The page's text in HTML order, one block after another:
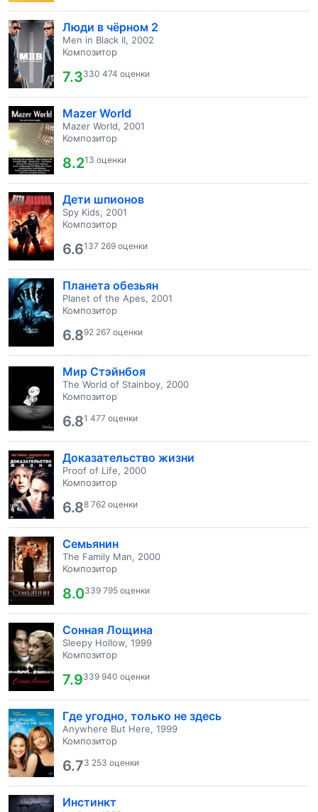
Люди в чёрном 2
Men in Black II, 2002
Композитор
7.3330 474 оценки
Mazer World
Mazer World, 2001
Композитор
8.213 оценки
Дети шпионов
Spy Kids, 2001
Композитор
6.6137 269 оценки
Планета обезьян
Planet of the Apes, 2001
Композитор
6.892 267 оценки
Мир Стэйнбоя
The World of Stainboy, 2000
Композитор
6.81 477 оценки
Доказательство жизни
Proof of Life, 2000
Композитор
6.88 762 оценки
Семьянин
The Family Man, 2000
Композитор
8.0339 795 оценки
Сонная Лощина
Sleepy Hollow, 1999
Композитор
7.9339 940 оценки
Где угодно, только не здесь
Anywhere But Here, 1999
Композитор
6.73 253 оценки
Инстинкт